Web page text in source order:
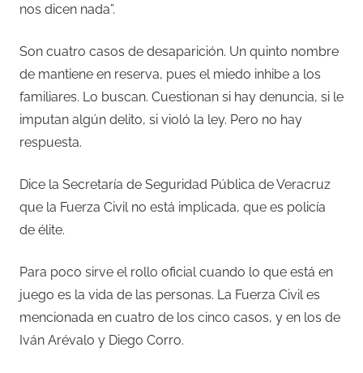
nos dicen nada”.
Son cuatro casos de desaparición. Un quinto nombre
de mantiene en reserva, pues el miedo inhibe a los
familiares. Lo buscan. Cuestionan si hay denuncia, si le
imputan algún delito, si violó la ley. Pero no hay
respuesta.
Dice la Secretaría de Seguridad Pública de Veracruz
que la Fuerza Civil no está implicada, que es policía
de élite.
Para poco sirve el rollo oficial cuando lo que está en
juego es la vida de las personas. La Fuerza Civil es
mencionada en cuatro de los cinco casos, y en los de
Iván Arévalo y Diego Corro.